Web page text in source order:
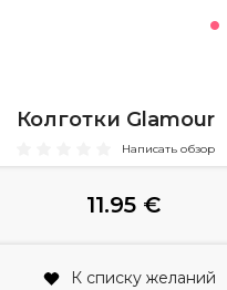
Колготки Glamour
Написать обзор
11.95 €
К списку желаний